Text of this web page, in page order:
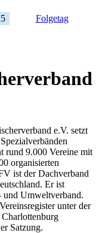
Folgetag
e.V. setzt
rund 9.000 Vereine mit
organisierten
ist der Dachverband
Er ist
und Umweltverband.
unter der
Satzung.